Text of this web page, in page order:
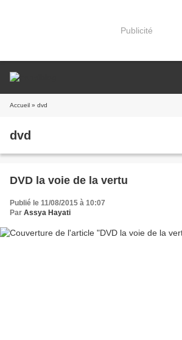
Publicité
Accueil » dvd
dvd
DVD la voie de la vertu
Publié le 11/08/2015 à 10:07
Par Assya Hayati